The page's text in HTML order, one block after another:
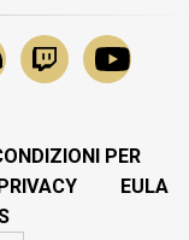
PER
EULA